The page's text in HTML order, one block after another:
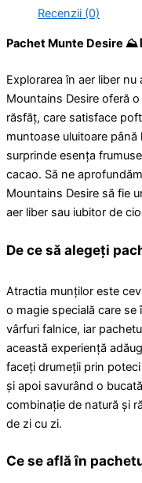
Recenzii (0)
Pachet Munte Desire
Explorarea în aer liber
Mountains Desire oferă
răsfăț, care satisface
muntoase uluitoare
surprinde esența
cacao. Să ne
Mountains Desire să fie
aer liber sau iubitor de
De ce să alegeți
Atractia munților este
o magie specială care
vârfuri falnice, iar
această experiență
faceți drumeții prin
și apoi savurând o
combinație de natură și
de zi cu zi.
Ce se află în